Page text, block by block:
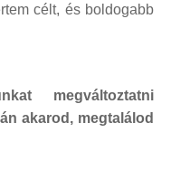
célt, és boldogabb
megváltoztatni
akarod, megtalálod